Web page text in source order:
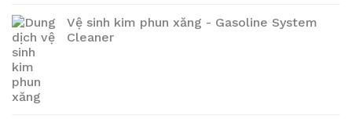
Vệ sinh kim phun xăng - Gasoline System
Cleaner